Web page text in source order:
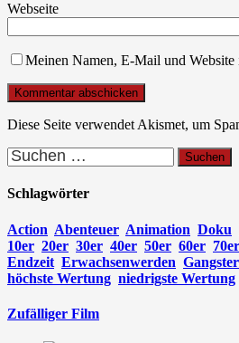
Webseite
Meinen Namen, E-Mail und
Diese Seite verwendet Akismet, um
Suchen
nach:
Schlagwörter
Action Abenteuer Animation Doku
10er 20er 30er 40er 50er 60er 70er
Endzeit Erwachsenwerden
höchste Wertung niedrigste Wertung
Zufälliger Film